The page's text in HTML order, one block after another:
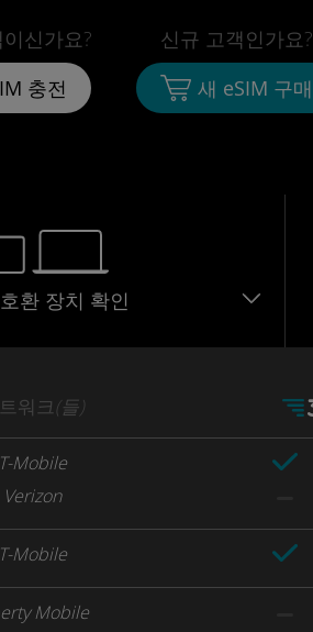
신가요?
충전
신규 고객인가요?
새 eSIM 구매
환 장치 확인
워크(들)
T-Mobile
Verizon
T-Mobile
Mobile